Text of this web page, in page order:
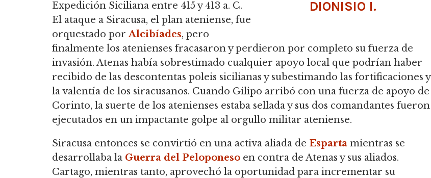
DIONISIO I.
Expedición Siciliana entre 415 y 413 a. C.
El ataque a Siracusa, el plan ateniense, fue
orquestado porAlcibíades, pero
finalmente los atenienses fracasaron y perdieron por completo su fuerza de
invasión. Atenas había sobrestimado cualquier apoyo local que podrían haber
recibido de las descontentas poleis sicilianas y subestimando las fortificaciones y
la valentía de los siracusanos. Cuando Gilipo arribó con una fuerza de apoyo de
Corinto, la suerte de los atenienses estaba sellada y sus dos comandantes fueron
ejecutados en un impactante golpe al orgullo militar ateniense.
Siracusa entonces se convirtió en una activa aliada de Esparta mientras se
desarrollaba la Guerra del Peloponeso en contra de Atenas y sus aliados.
Cartago, mientras tanto, aprovechó la oportunidad para incrementar su